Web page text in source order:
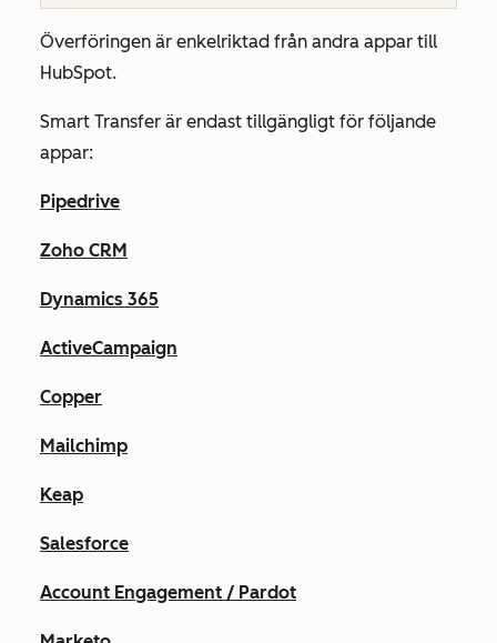
Överföringen är enkelriktad från andra appar till
HubSpot.
Smart Transfer är endast tillgängligt för följande
appar:
Pipedrive
Zoho CRM
Dynamics 365
ActiveCampaign
Copper
Mailchimp
Keap
Salesforce
Account Engagement / Pardot